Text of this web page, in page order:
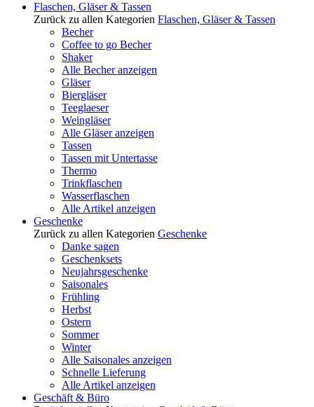
Flaschen, Gläser & Tassen
Zurück zu allen Kategorien Flaschen, Gläser & Tassen
Becher
Coffee to go Becher
Shaker
Alle Becher anzeigen
Gläser
Biergläser
Teeglaeser
Weingläser
Alle Gläser anzeigen
Tassen
Tassen mit Untertasse
Thermo
Trinkflaschen
Wasserflaschen
Alle Artikel anzeigen
Geschenke
Zurück zu allen Kategorien Geschenke
Danke sagen
Geschenksets
Neujahrsgeschenke
Saisonales
Frühling
Herbst
Ostern
Sommer
Winter
Alle Saisonales anzeigen
Schnelle Lieferung
Alle Artikel anzeigen
Geschäft & Büro